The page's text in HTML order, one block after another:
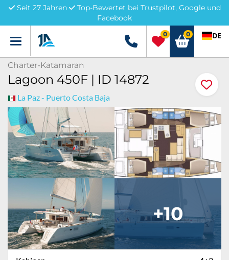
Seit 27 Jahren
Top-Bewertet bei Trustpilot, Google und
Facebook
Menü +49 5741 3222690
0 0 DE
Charter-Katamaran
Lagoon 450F | ID 14872
La Paz - Puerto Costa Baja
+10